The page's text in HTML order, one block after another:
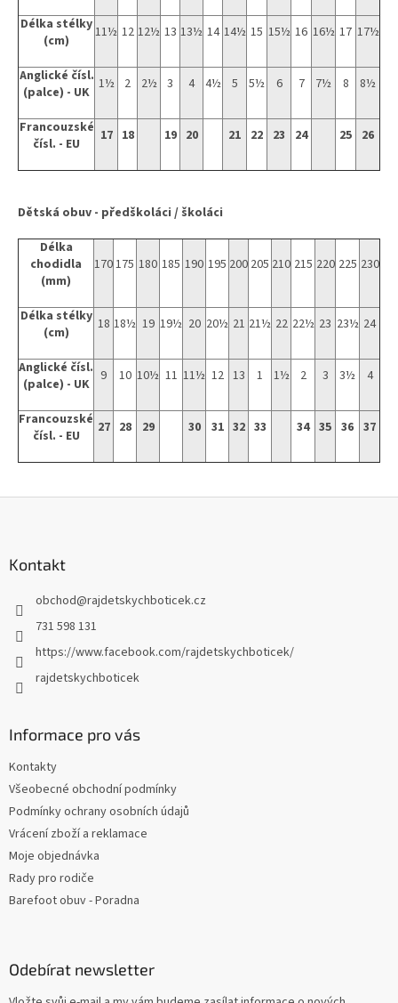
Délka stélky
(cm)
11½ 12 12½ 13 13½ 14 14½ 15 15½ 16 16½ 17 17½
Anglické čísl.
(palce) - UK 1½ 2 2½ 3 4 4½ 5 5½ 6 7 7½ 8 8½
Francouzské
čísl. - EU
17 18 19 20 21 22 23 24 25 26
Dětská obuv - předškoláci / školáci
Délka
chodidla
(mm)
170175 180 185 190 195 200 205 210 215 220 225 230
Délka stélky
(cm)
18 18½ 19 19½ 20 20½ 21 21½ 22 22½ 23 23½ 24
Anglické čísl.
(palce) - UK
9 10 10½ 11 11½ 12 13 1 1½ 2 3 3½ 4
Francouzské
čísl. - EU
27 28 29 30 31 32 33 34 35 36 37
Kontakt
obchod@rajdetskychboticek.cz
731 598 131
https://www.facebook.com/rajdetskychboticek/
rajdetskychboticek
Informace pro vás
Kontakty
Všeobecné obchodní podmínky
Podmínky ochrany osobních údajů
Vrácení zboží a reklamace
Moje objednávka
Rady pro rodiče
Barefoot obuv - Poradna
Odebírat newsletter